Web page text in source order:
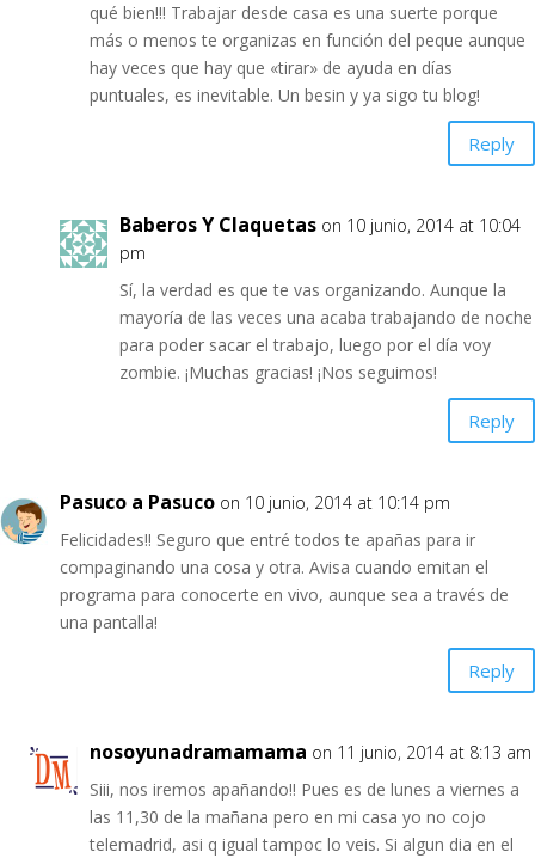
qué bien!!! Trabajar desde casa es una suerte porque
más o menos te organizas en función del peque aunque
hay veces que hay que «tirar» de ayuda en días
puntuales, es inevitable. Un besin y ya sigo tu blog!
Reply
Baberos Y Claquetas on 10 junio, 2014 at 10:04
pm
Sí, la verdad es que te vas organizando. Aunque la
mayoría de las veces una acaba trabajando de noche
para poder sacar el trabajo, luego por el día voy
zombie. ¡Muchas gracias! ¡Nos seguimos!
Reply
Pasuco a Pasuco on 10 junio, 2014 at 10:14 pm
Felicidades!! Seguro que entré todos te apañas para ir
compaginando una cosa y otra. Avisa cuando emitan el
programa para conocerte en vivo, aunque sea a través de
una pantalla!
Reply
nosoyunadramamama on 11 junio, 2014 at 8:13 am
Siii, nos iremos apañando!! Pues es de lunes a viernes a
las 11,30 de la mañana pero en mi casa yo no cojo
telemadrid, asi q igual tampoc lo veis. Si algun dia en el